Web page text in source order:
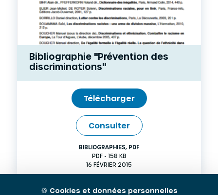
Bibliographie "Prévention des
discriminations"
Télécharger
Consulter
BIBLIOGRAPHIES, PDF
PDF - 158 KB
16 FÉVRIER 2015
🍪 Cookies et données personnelles